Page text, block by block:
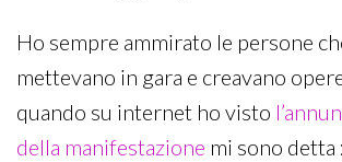
Ho sempre ammirato le persone
mettevano in gara e creavano
quando su internet ho visto
della manifestazione mi sono detta